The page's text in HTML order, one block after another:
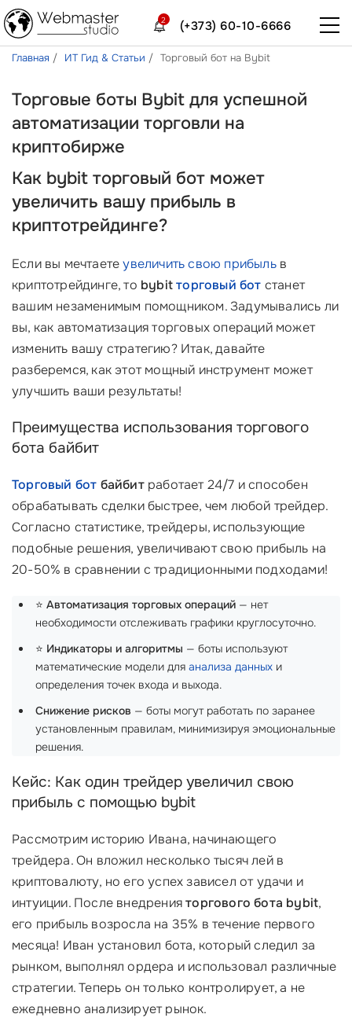
(+373) 60-10-6666
2
Главная ИТ Гид & Статьи Торговый бот на Bybit
Торговые боты Bybit для успешной
автоматизации торговли на
криптобирже
Как bybit торговый бот может
увеличить вашу прибыль в
криптотрейдинге?
Если вы мечтаетеувеличить свою прибыльв
криптотрейдинге, то bybitторговый бот станет
вашим незаменимым помощником. Задумывались ли
вы, как автоматизация торговых операций может
изменить вашу стратегию? Итак, давайте
разберемся, как этот мощный инструмент может
улучшить ваши результаты!
Преимущества использования торгового
бота байбит
Торговый бот байбитработает 24/7 и способен
обрабатывать сделки быстрее, чем любой трейдер.
Согласно статистике, трейдеры, использующие
подобные решения, увеличивают свою прибыль на
20-50% в сравнении с традиционными подходами!
⭐ Автоматизация торговых операций — нет
необходимости отслеживать графики круглосуточно.
⭐ Индикаторы и алгоритмы — боты используют
математические модели для анализа данных и
определения точек входа и выхода.
Снижение рисков — боты могут работать по заранее
установленным правилам, минимизируя эмоциональные
решения.
Кейс: Как один трейдер увеличил свою
прибыль с помощью bybit
Рассмотрим историю Ивана, начинающего
трейдера. Он вложил несколько тысяч лей в
криптовалюту, но его успех зависел от удачи и
интуиции. После внедренияторгового бота bybit,
его прибыль возросла на 35% в течение первого
месяца! Иван установил бота, который следил за
рынком, выполнял ордера и использовал различные
стратегии. Теперь он только контролирует, а не
ежедневно анализирует рынок.